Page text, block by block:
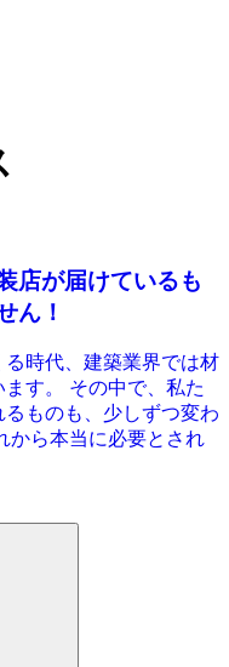
店が届けているも
ん！
時代、建築業界では材
す。 その中で、私た
ものも、少しずつ変わ
から本当に必要とされ